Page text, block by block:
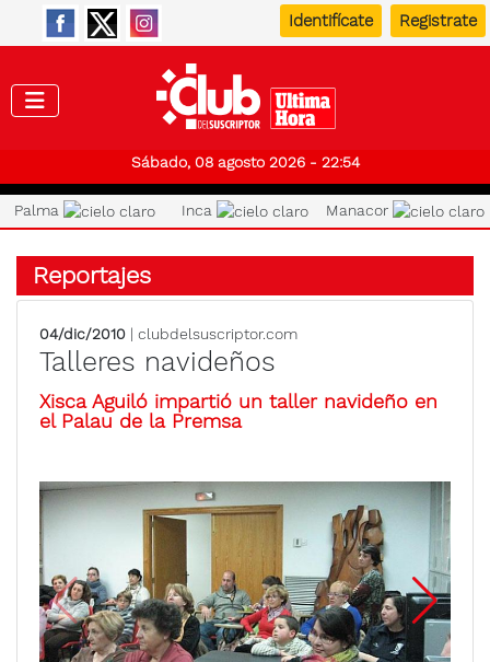
Identifícate Registrate
Sábado, 08 agosto 2026 - 22:54
Palma Inca Manacor
Reportajes
04/dic/2010 | clubdelsuscriptor.com
Talleres navideños
Xisca Aguiló impartió un taller navideño en
el Palau de la Premsa